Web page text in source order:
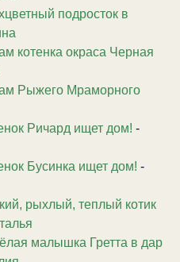
подросток в
котенка окраса Черная
Рыжего Мраморного
Ричард ищет дом! -
Бусинка ищет дом! -
рыхлый, теплый котик
малышка Гретта в дар